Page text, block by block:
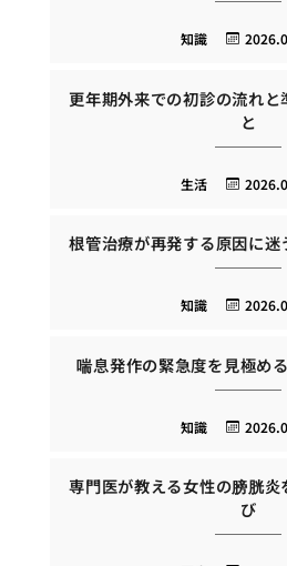
知識
更年期外来での初診の流れと
と
生活
根管治療が再発する原因に
知識
喘息発作の緊急度を見極め
知識
専門医が教える女性の膀胱
び